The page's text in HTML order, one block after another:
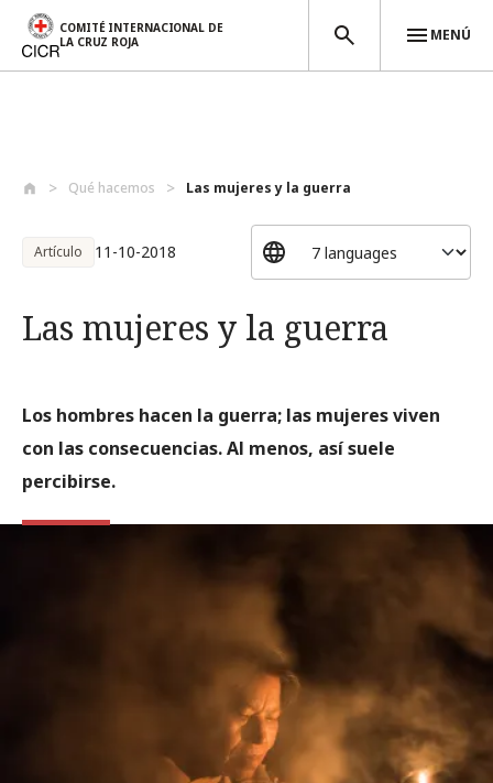
COMITÉ INTERNACIONAL DE
LA CRUZ ROJA
MENÚ
Qué hacemos Las mujeres y la guerra
Artículo 11-10-2018
Las mujeres y la guerra
Los hombres hacen la guerra; las mujeres viven
con las consecuencias. Al menos, así suele
percibirse.